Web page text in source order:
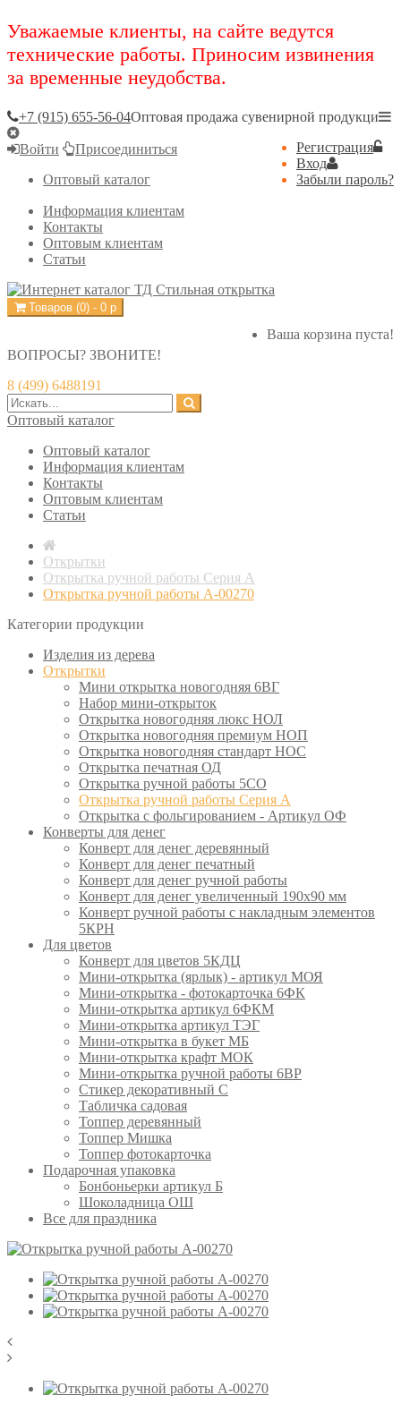
Уважаемые клиенты, на сайте ведутся
технические работы. Приносим извинения
за временные неудобства.
+7 (915) 655-56-04Оптовая продажа сувенирной продукци
Регистрация
Вход
Забыли пароль?
Войти
Присоединиться
Оптовый каталог
Информация клиентам
Контакты
Оптовым клиентам
Статьи
Товаров (0) - 0 р
Ваша корзина пуста!
ВОПРОСЫ? ЗВОНИТЕ!
8 (499) 6488191
Оптовый каталог
Оптовый каталог
Информация клиентам
Контакты
Оптовым клиентам
Статьи
Открытки
Открытка ручной работы Серия А
Открытка ручной работы А-00270
Категории продукции
Изделия из дерева
Открытки
Мини открытка новогодняя 6ВГ
Набор мини-открыток
Открытка новогодняя люкс НОЛ
Открытка новогодняя премиум НОП
Открытка новогодняя стандарт НОС
Открытка печатная ОД
Открытка ручной работы 5СО
Открытка ручной работы Серия А
Открытка с фольгированием - Артикул ОФ
Конверты для денег
Конверт для денег деревянный
Конверт для денег печатный
Конверт для денег ручной работы
Конверт для денег увеличенный 190х90 мм
Конверт ручной работы с накладным элементов
5КРН
Для цветов
Конверт для цветов 5КДЦ
Мини-открытка (ярлык) - артикул МОЯ
Мини-открытка - фотокарточка 6ФК
Мини-открытка артикул 6ФКМ
Мини-открытка артикул ТЭГ
Мини-открытка в букет МБ
Мини-открытка крафт МОК
Мини-открытка ручной работы 6ВР
Стикер декоративный С
Табличка садовая
Топпер деревянный
Топпер Мишка
Топпер фотокарточка
Подарочная упаковка
Бонбоньерки артикул Б
Шоколадница ОШ
Все для праздника